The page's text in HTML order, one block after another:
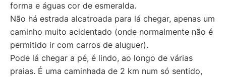
forma e águas cor de esmeralda.
Não há estrada alcatroada para lá chegar, apenas um
caminho muito acidentado (onde normalmente não é
permitido ir com carros de aluguer).
Pode lá chegar a pé, é lindo, ao longo de várias
praias. É uma caminhada de 2 km num só sentido,